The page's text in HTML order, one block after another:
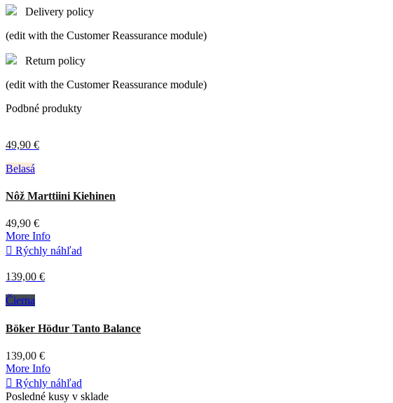
Delivery policy
(edit with the Customer Reassurance module)
Return policy
(edit with the Customer Reassurance module)
Podbné produkty
49,90 €
Belasá
Nôž Marttiini Kiehinen
49,90 €
More Info
 Rýchly náhľad
139,00 €
Čierna
Böker Hödur Tanto Balance
139,00 €
More Info
 Rýchly náhľad
Posledné kusy v sklade